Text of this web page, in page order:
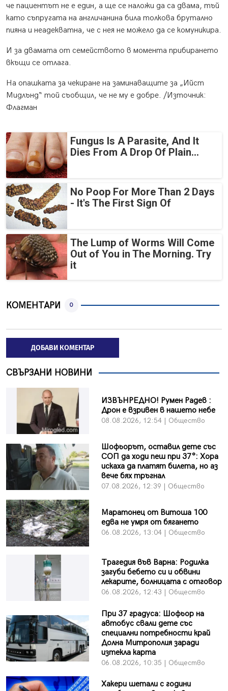
че пациентът не е един, а ще се наложи да са двама, тъй
като съпругата на англичанина била толкова брутално
пияна и неадекватна, че с нея не можело да се комуникира.
И за двамата от семейството в момента прибирането
вкъщи се отлага.
На опашката за чекиране на заминаващите за „Ийст
Мидлънд“ той съобщил, че не му е добре. /Източник:
Флагман
Fungus Is A Parasite, And It
Dies From A Drop Of Plain...
No Poop For More Than 2 Days
- It's The First Sign Of
The Lump of Worms Will Come
Out of You in The Morning. Try
it
КОМЕНТАРИ 0
ДОБАВИ КОМЕНТАР
СВЪРЗАНИ НОВИНИ
ИЗВЪНРЕДНО! Румен Радев :
Дрон е взривен в нашето небе
08.08.2026, 12:54 | Общество
Шофьорът, оставил дете със
СОП да ходи пеш при 37°: Хора
искаха да платят билета, но аз
вече бях тръгнал
07.08.2026, 12:39 | Общество
Маратонец от Витоша 100
едва не умря от бягането
06.08.2026, 13:04 | Общество
Трагедия във Варна: Родилка
загуби бебето си и обвини
лекарите, болницата с отговор
06.08.2026, 12:43 | Общество
При 37 градуса: Шофьор на
автобус свали дете със
специални потребности край
Долна Митрополия заради
изтекла карта
06.08.2026, 10:35 | Общество
Хакери шетали с години